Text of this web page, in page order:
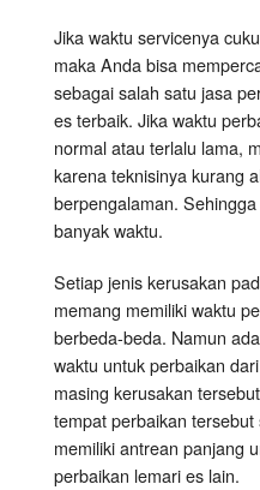
Jika waktu servicenya
maka Anda bisa
sebagai salah satu jasa
es terbaik. Jika waktu
normal atau terlalu lama,
karena teknisinya kurang
berpengalaman.
banyak waktu.
Setiap jenis kerusakan
memang memiliki waktu
berbeda-beda. Namun
waktu untuk perbaikan
masing kerusakan
tempat perbaikan tersebut
memiliki antrean panjang
perbaikan lemari es lain.